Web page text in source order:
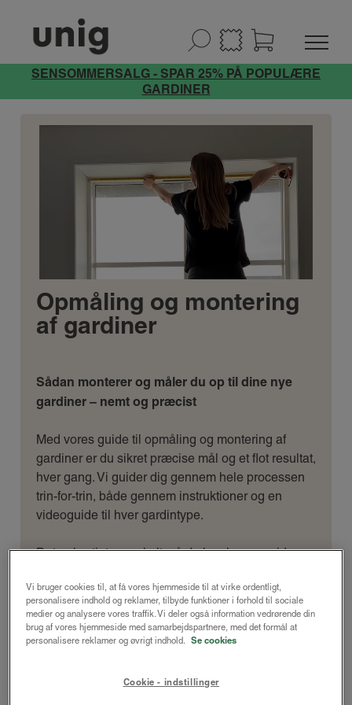
SENSOMMERSALG - SPAR 25% PÅ POPULÆRE
GARDINER
Opmåling og montering
af gardiner
Sådan monterer og måler du op til dine nye
gardiner – nemt og præcist
Med vores guide til opmåling og montering af
gardiner er du sikret præcise mål og et flot resultat,
hver gang. Vi guider dig gennem hele processen
trin-for-trin, både gennem instruktioner og en
videoguide til hver gardintype.
Det er hurtigt og enkelt, så du kan komme videre
Vi bruger cookies til, at få vores hjemmeside til at virke ordentligt,
personalisere indhold og reklamer, tilbyde funktioner i forhold til sociale
medier og analysere vores traffik. Vi deler også information vedrørende din
brug af vores hjemmeside med samarbejdspartnere, med det formål at
personalisere reklamer og øvrigt indhold. Se cookies
Cookie - indstillinger